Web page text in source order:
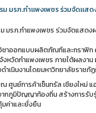
ม มรภ.กำแพงเพชร ร่วมจัด
มรภ.กำแพงเพชร ร่วมจัดแส
ชาออกแบบผลิตภัณฑ์และกราฟิ
วัดกำแพงเพชร ภายใต้ผลงา
เนินงานโดยมหาวิทยาลัยราชภั
ศูนย์การค้าเซ็นทรัล เชียงใหม่
ภูมิปัญญาท้องถิ่น สร้างการรับ
ค่าและยั่งยืน